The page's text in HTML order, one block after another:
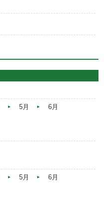
5月
6月
5月
6月